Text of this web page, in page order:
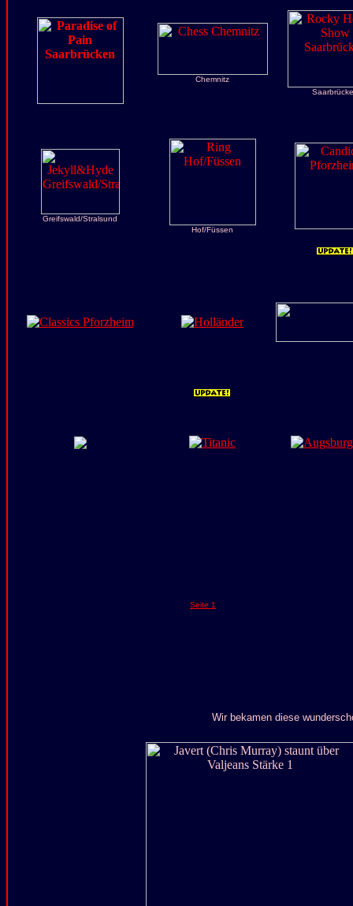
Chemnitz
Greifswald/Stralsund
Hof/Füssen
Seite 1
Wir bekamen diese